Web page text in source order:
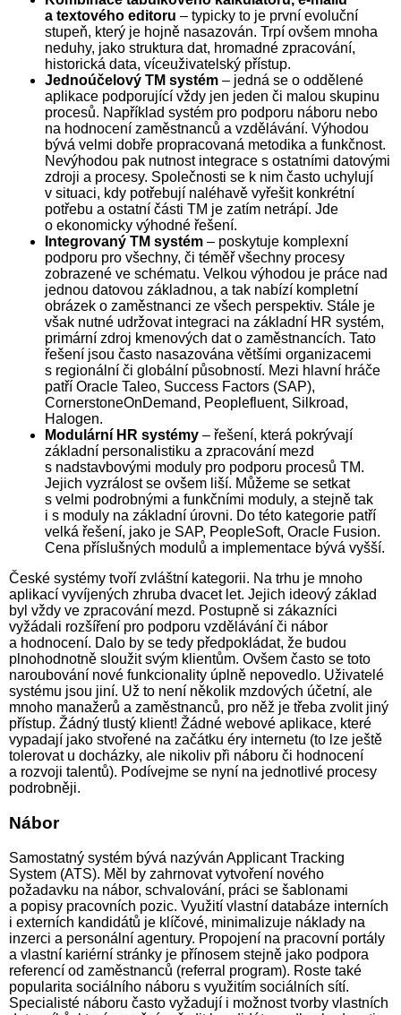
a textového editoru – typicky to je první evoluční
stupeň, který je hojně nasazován. Trpí ovšem mnoha
neduhy, jako struktura dat, hromadné zpracování,
historická data, víceuživatelský přístup.
Jednoúčelový TM systém – jedná se o oddělené
aplikace podporující vždy jen jeden či malou skupinu
procesů. Například systém pro podporu náboru nebo
na hodnocení zaměstnanců a vzdělávání. Výhodou
bývá velmi dobře propracovaná metodika a funkčnost.
Nevýhodou pak nutnost integrace s ostatními datovými
zdroji a procesy. Společnosti se k nim často uchylují
v situaci, kdy potřebují naléhavě vyřešit konkrétní
potřebu a ostatní části TM je zatím netrápí. Jde
o ekonomicky výhodné řešení.
Integrovaný TM systém – poskytuje komplexní
podporu pro všechny, či téměř všechny procesy
zobrazené ve schématu. Velkou výhodou je práce nad
jednou datovou základnou, a tak nabízí kompletní
obrázek o zaměstnanci ze všech perspektiv. Stále je
však nutné udržovat integraci na základní HR systém,
primární zdroj kmenových dat o zaměstnancích. Tato
řešení jsou často nasazována většími organizacemi
s regionální či globální působností. Mezi hlavní hráče
patří Oracle Taleo, Success Factors (SAP),
CornerstoneOnDemand, Peoplefluent, Silkroad,
Halogen.
Modulární HR systémy – řešení, která pokrývají
základní personalistiku a zpracování mezd
s nadstavbovými moduly pro podporu procesů TM.
Jejich vyzrálost se ovšem liší. Můžeme se setkat
s velmi podrobnými a funkčními moduly, a stejně tak
i s moduly na základní úrovni. Do této kategorie patří
velká řešení, jako je SAP, PeopleSoft, Oracle Fusion.
Cena příslušných modulů a implementace bývá vyšší.
České systémy tvoří zvláštní kategorii. Na trhu je mnoho
aplikací vyvíjených zhruba dvacet let. Jejich ideový základ
byl vždy ve zpracování mezd. Postupně si zákazníci
vyžádali rozšíření pro podporu vzdělávání či nábor
a hodnocení. Dalo by se tedy předpokládat, že budou
plnohodnotně sloužit svým klientům. Ovšem často se toto
naroubování nové funkcionality úplně nepovedlo. Uživatelé
systému jsou jiní. Už to není několik mzdových účetní, ale
mnoho manažerů a zaměstnanců, pro něž je třeba zvolit jiný
přístup. Žádný tlustý klient! Žádné webové aplikace, které
vypadají jako stvořené na začátku éry internetu (to lze ještě
tolerovat u docházky, ale nikoliv při náboru či hodnocení
a rozvoji talentů). Podívejme se nyní na jednotlivé procesy
podrobněji.
Nábor
Samostatný systém bývá nazýván Applicant Tracking
System (ATS). Měl by zahrnovat vytvoření nového
požadavku na nábor, schvalování, práci se šablonami
a popisy pracovních pozic. Využití vlastní databáze interních
i externích kandidátů je klíčové, minimalizuje náklady na
inzerci a personální agentury. Propojení na pracovní portály
a vlastní kariérní stránky je přínosem stejně jako podpora
referencí od zaměstnanců (referral program). Roste také
popularita sociálního náboru s využitím sociálních sítí.
Specialisté náboru často vyžadují i možnost tvorby vlastních